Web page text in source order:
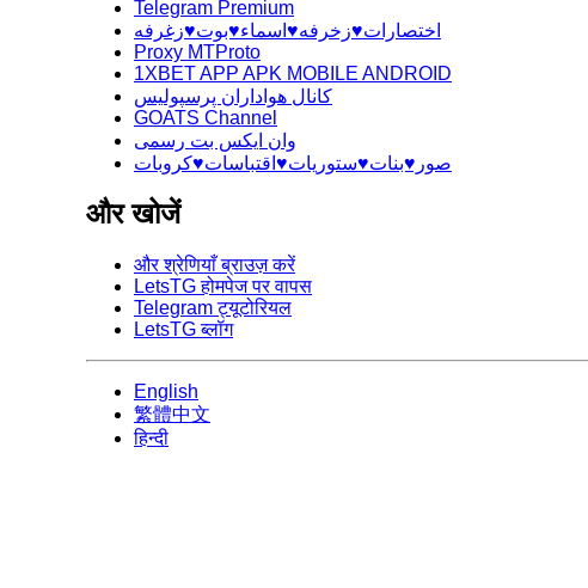
Telegram Premium
اختصارات♥️زخرفه♥️اسماء♥️بوت♥️زغرفه
Proxy MTProto
1XBET APP APK MOBILE ANDROID
کانال هواداران پرسپولیس
GOATS Channel
وان ایکس بت رسمی
صور♥️بنات♥️ستوريات♥️اقتباسات♥️كروبات
और खोजें
और श्रेणियाँ ब्राउज़ करें
LetsTG होमपेज पर वापस
Telegram ट्यूटोरियल
LetsTG ब्लॉग
English
繁體中文
हिन्दी